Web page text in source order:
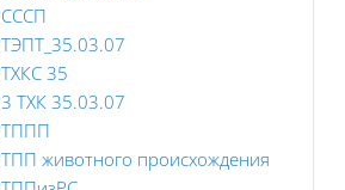
СССП
ТЭПТ_35.03.07
ТХКС 35
3 ТХК 35.03.07
ТППП
ТПП животного происхождения